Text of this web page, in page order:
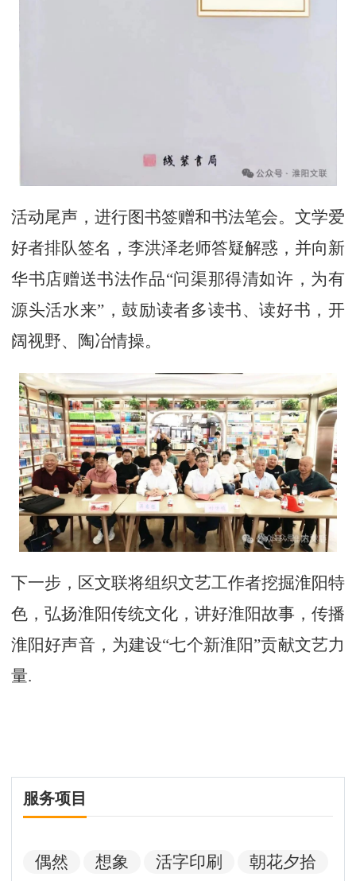
活动尾声，进行图书签赠和书法笔会。文学爱
好者排队签名，李洪泽老师答疑解惑，并向新
华书店赠送书法作品“问渠那得清如许，为有
源头活水来”，鼓励读者多读书、读好书，开
阔视野、陶冶情操。
下一步，区文联将组织文艺工作者挖掘淮阳特
色，弘扬淮阳传统文化，讲好淮阳故事，传播
淮阳好声音，为建设“七个新淮阳”贡献文艺力
量.
服务项目
偶然 想象 活字印刷 朝花夕拾